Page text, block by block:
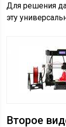
Для решения
эту
Второе